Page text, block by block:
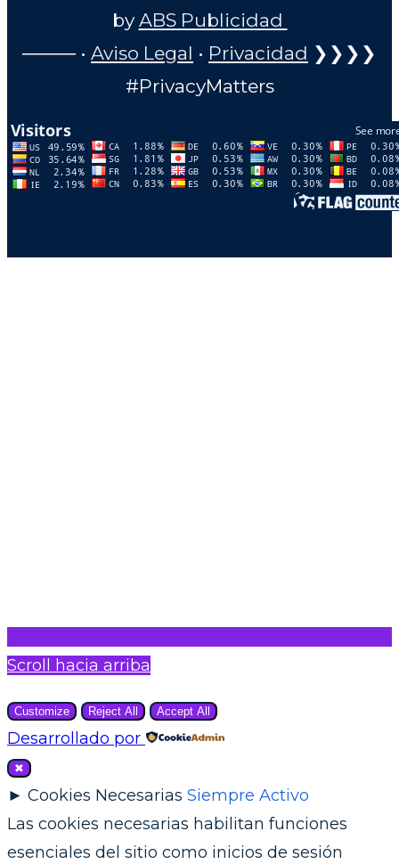
by ABS Publicidad
──── • Aviso Legal • Privacidad ❯❯❯❯
#PrivacyMatters
Scroll hacia arriba
Customize Reject All Accept All
Desarrollado por
✖
► Cookies Necesarias Siempre Activo
Las cookies necesarias habilitan funciones
esenciales del sitio como inicios de sesión